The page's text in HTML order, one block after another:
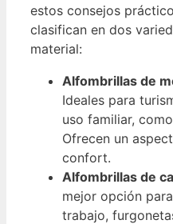
estos consejos
clasifican en dos
material:
Alfombrillas de
Ideales para
uso familiar,
Ofrecen un
confort.
Alfombrillas de
mejor opción
trabajo,